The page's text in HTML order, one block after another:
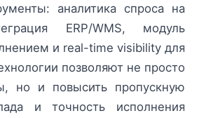
аналитика спроса на
ERP/WMS, модуль
и real-time visibility для
позволяют не просто
но и повысить пропускную
и точность исполнения